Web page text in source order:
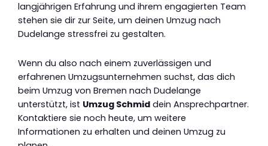
langjährigen Erfahrung und ihrem engagierten Team
stehen sie dir zur Seite, um deinen Umzug nach
Dudelange stressfrei zu gestalten.
Wenn du also nach einem zuverlässigen und
erfahrenen Umzugsunternehmen suchst, das dich
beim Umzug von Bremen nach Dudelange
unterstützt, ist Umzug Schmid dein Ansprechpartner.
Kontaktiere sie noch heute, um weitere
Informationen zu erhalten und deinen Umzug zu